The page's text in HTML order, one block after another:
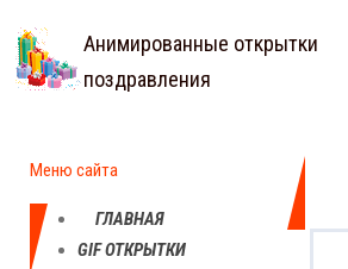
Анимированные открытки
поздравления
Меню сайта
ГЛАВНАЯ
GIF ОТКРЫТКИ